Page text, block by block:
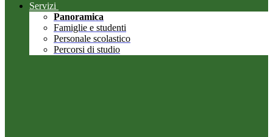
Servizi
Panoramica
Famiglie e studenti
Personale scolastico
Percorsi di studio